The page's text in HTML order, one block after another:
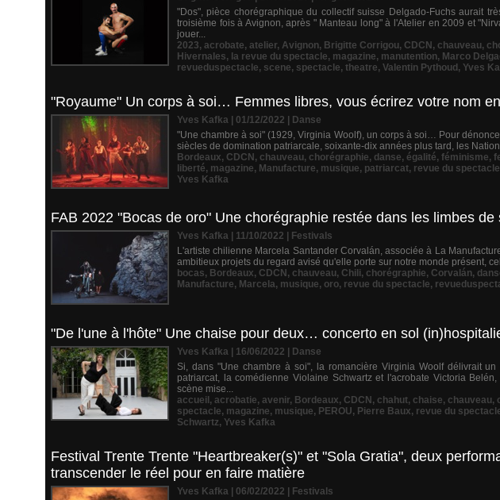
"Dos", pièce chorégraphique du collectif suisse Delgado-Fuchs aurait
troisième fois à Avignon, après " Manteau long" à l'Atelier en 2009 et
jouer...
2023, acrobate, atelier, Avignon, Brigitte Corrigou, CDCN , chauveau,
Hivernales, la revue du spectacle, magazine, manutention, Marco
revueduspectacle, scene, spectacle, theatre, Valentin Pythoud , Yves
"Royaume" Un corps à soi… Femmes libres, vous écrirez votre nom
Yves Kafka | 01/12/2022
Danse
"Une chambre à soi" (1929, Virginia Woolf), un corps à soi… Pour
siècles de domination patriarcale, soixante-dix années plus tard, les
Bordeaux, CDCN , chauveau, chorégraphie, danse, égalité, féminisme,
liberté, magazine, Manufacture, musique, patriarcat, revue du spectacle
Yves Kafka
FAB 2022 "Bocas de oro" Une chorégraphie restée dans les limbes de
Yves Kafka | 11/10/2022
Festivals
L'artiste chilienne Marcela Santander Corvalán, associée à La
ambitieux projets du regard avisé qu'elle porte sur notre monde présent,
bocas, Bordeaux, CDCN , chauveau, Chili, chorégraphie, Corvalán,
Manufacture, Marcela, musique, oro, revue du spectacle,
"De l'une à l'hôte" Une chaise pour deux… concerto en sol
Yves Kafka | 16/06/2022
Danse
Si, dans "Une chambre à soi", la romancière Virginia Woolf délivrait
patriarcat, la comédienne Violaine Schwartz et l'acrobate Victoria
scène mise...
accueil , acrobatie, avenir, Bordeaux, CDCN , chahut, chaise, chauveau,
spectacle, magazine, musique, PEROU, Pierre Baux, revue du
Schwartz, Yves Kafka
Festival Trente Trente "Heartbreaker(s)" et "Sola Gratia", deux
transcender le réel pour en faire matière
Yves Kafka | 06/02/2022
Festivals